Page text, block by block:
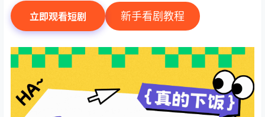
立即观看短剧 新手看剧教程